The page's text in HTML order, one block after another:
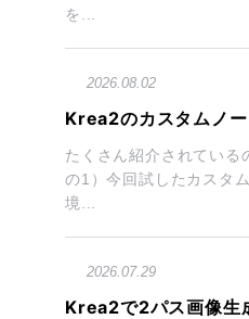
を...
2026.08.02
Krea2のカスタムノ
たくさん紹介されている
の1）今回試したカスタ
境...
2026.07.29
Krea2で2パス画像生